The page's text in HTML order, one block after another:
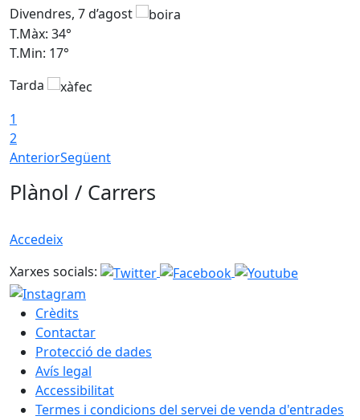
Divendres, 7 d’agost
T.Màx: 34°
T.Min: 17°
Tarda
1
2
AnteriorSegüent
Plànol / Carrers
Accedeix
Xarxes socials:
Crèdits
Contactar
Protecció de dades
Avís legal
Accessibilitat
Termes i condicions del servei de venda d'entrades